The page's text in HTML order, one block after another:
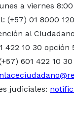
a viernes
(+57) 01 8000
al
422 10 30 opción
601 422 10
judiciales: